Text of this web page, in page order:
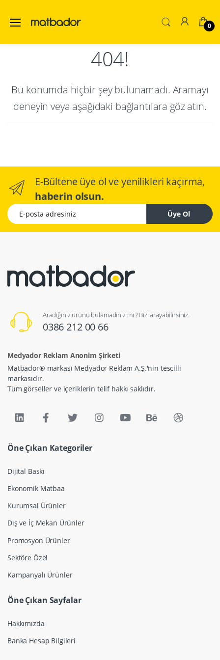
0
404!
Bu konumda hiçbir şey bulunamadı. Aramayı
deneyin veya aşağıdaki bağlantılara göz atın.
E-Bültene üye ol ve yenilikleri kaçırma,
haberin olsun.
E-posta adresiniz
Üye Ol
Aradığınız ürünü bulamadınız mı ? Bizi arayabilirsiniz.
0386 212 00 66
Medyador Reklam Anonim Şirketi
Matbador® markası Medyador Reklam A.Ş.'nin tescilli
markasıdır.
Tüm görseller ve içeriklerin telif hakkı saklıdır.
Öne Çıkan Kategoriler
Dijital Baskı
Ekonomik Matbaa
Kurumsal Ürünler
Dış ve İç Mekan Ürünler
Promosyon Ürünler
Sektöre Özel
Kampanyalı Ürünler
Öne Çıkan Sayfalar
Hakkımızda
Banka Hesap Bilgileri